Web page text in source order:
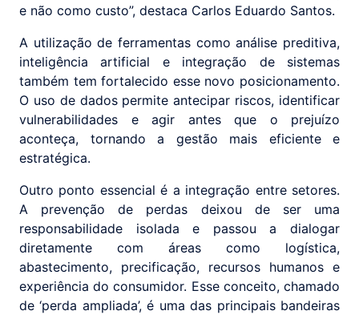
e não como custo”, destaca Carlos Eduardo Santos.
A utilização de ferramentas como análise preditiva,
inteligência artificial e integração de sistemas
também tem fortalecido esse novo posicionamento.
O uso de dados permite antecipar riscos, identificar
vulnerabilidades e agir antes que o prejuízo
aconteça, tornando a gestão mais eficiente e
estratégica.
Outro ponto essencial é a integração entre setores.
A prevenção de perdas deixou de ser uma
responsabilidade isolada e passou a dialogar
diretamente com áreas como logística,
abastecimento, precificação, recursos humanos e
experiência do consumidor. Esse conceito, chamado
de ‘perda ampliada’, é uma das principais bandeiras